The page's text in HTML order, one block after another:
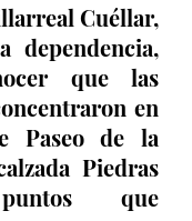
Cuéllar,
que las
en
Paseo de la
Piedras
que